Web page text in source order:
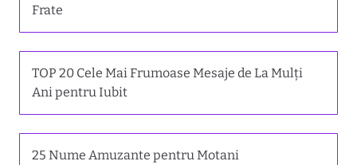
Frate
TOP 20 Cele Mai Frumoase Mesaje de La Mulți
Ani pentru Iubit
25 Nume Amuzante pentru Motani